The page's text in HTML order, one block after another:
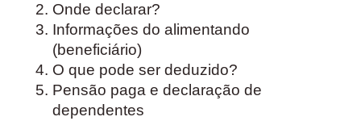
Onde declarar?
Informações do alimentando
(beneficiário)
O que pode ser deduzido?
Pensão paga e declaração de
dependentes